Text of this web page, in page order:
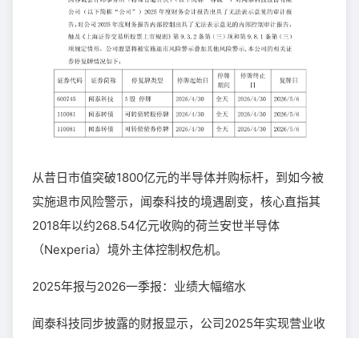
从昔日市值突破1800亿元的半导体并购标杆，到如今被
实施退市风险警示，闻泰科技的境遇剧变，核心直指其
2018年以约268.54亿元收购的荷兰安世半导体
（Nexperia）境外主体控制权危机。
2025年报与2026一季报：业绩大幅缩水
闻泰科技同步披露的财报显示，公司2025年实现营业收